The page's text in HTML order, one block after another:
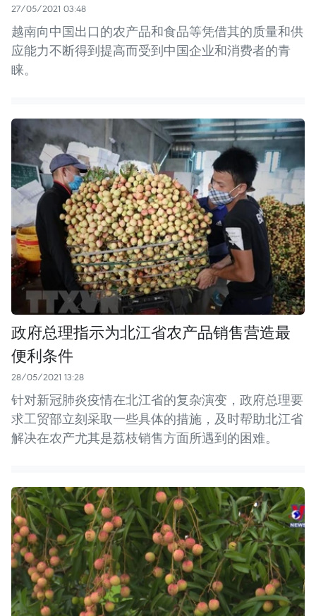
27/05/2021 03:48
越南向中国出口的农产品和食品等凭借其的质量和供
应能力不断得到提高而受到中国企业和消费者的青
睐。
政府总理指示为北江省农产品销售营造最
便利条件
28/05/2021 13:28
针对新冠肺炎疫情在北江省的复杂演变，政府总理要
求工贸部立刻采取一些具体的措施，及时帮助北江省
解决在农产尤其是荔枝销售方面所遇到的困难。